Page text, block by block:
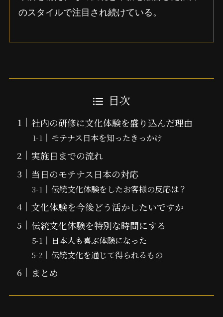
のスタイルで注目され続けている。
目次
社内の研修に文化体験を盛り込んだ理由
モテナス日本を知ったきっかけ
実施日までの流れ
当日のモテナス日本の対応
伝統文化体験をしたお客様の反応は？
文化体験を今後どう活かしたいですか
伝統文化体験を特別な時間にする
日本人も喜ぶ体験になった
伝統文化を通じて得られるもの
まとめ